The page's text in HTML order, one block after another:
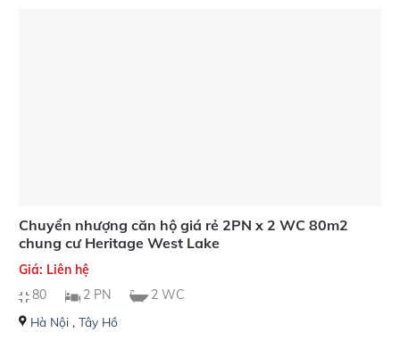
Chuyển nhượng căn hộ giá rẻ 2PN x 2 WC 80m2
chung cư Heritage West Lake
Giá: Liên hệ
80
2 PN 2 WC
Hà Nội, Tây Hồ